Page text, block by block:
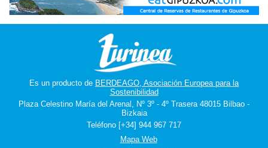
Es un producto de BERDEAGO, Asociación Europea para la
Sostenibilidad
Plaza Celestino María del Arenal, Nº 3º - 4º Trasera 48015 Bilbao -
Bizkaia
Teléfono [+34] 944 967 717
Mapa Web